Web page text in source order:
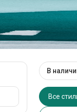
>Каталог
В
Все